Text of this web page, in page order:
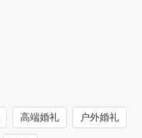
高端婚礼 户外婚礼